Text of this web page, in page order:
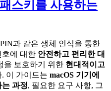
스키를 사용하는
과 같은 생체 인식을 통한
호에 대한 안전하고 편리한 대
을 보호하기 위한 현대적이고
이 가이드는 macOS 기기에
과정, 필요한 요구 사항, 그